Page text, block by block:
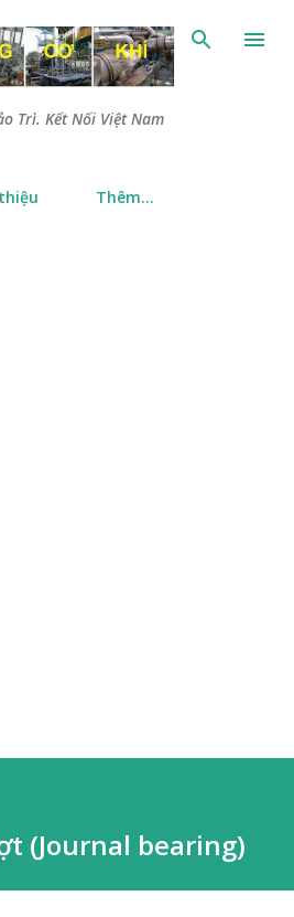
đến nội dung chính
Trì. Kết Nối Việt Nam
Thêm…
(Journal bearing)